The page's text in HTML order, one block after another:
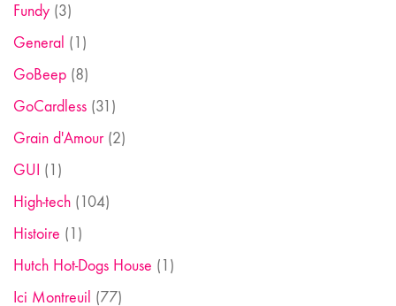
Fundy (3)
General (1)
GoBeep (8)
GoCardless (31)
Grain d'Amour(2)
GUI (1)
High-tech (104)
Histoire (1)
Hutch Hot-Dogs House (1)
Ici Montreuil (77)